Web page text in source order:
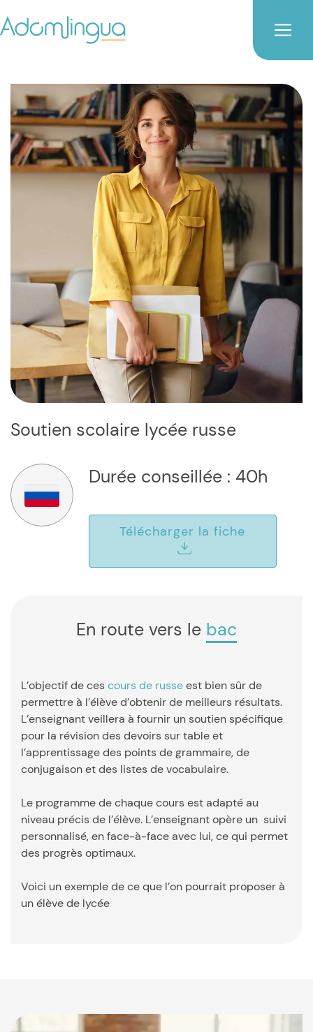
Soutien scolaire lycée russe
Durée conseillée : 40h
Télécharger la fiche
En route vers le bac
L’objectif de cescours de russeest bien sûr de
permettre à l’élève d’obtenir de meilleurs résultats.
L’enseignant veillera à fournir un soutien spécifique
pour la révision des devoirs sur table et
l’apprentissage des points de grammaire, de
conjugaison et des listes de vocabulaire.
Le programme de chaque cours est adapté au
niveau précis de l’élève. L’enseignant opère un suivi
personnalisé, en face-à-face avec lui, ce qui permet
des progrès optimaux.
Voici un exemple de ce que l’on pourrait proposer à
un élève de lycée